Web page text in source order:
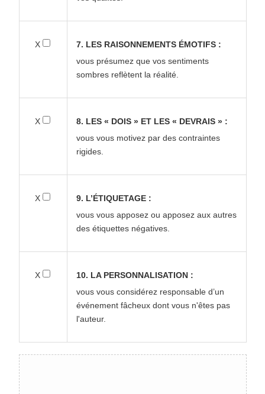
X
7. LES RAISONNEMENTS ÉMOTIFS :
vous présumez que vos sentiments
sombres reflètent la réalité.
X
8. LES « DOIS » ET LES « DEVRAIS » :
vous vous motivez par des contraintes
rigides.
X
9. L’ÉTIQUETAGE :
vous vous apposez ou apposez aux autres
des étiquettes négatives.
X
10. LA PERSONNALISATION :
vous vous considérez responsable d’un
événement fâcheux dont vous n'êtes pas
l'auteur.